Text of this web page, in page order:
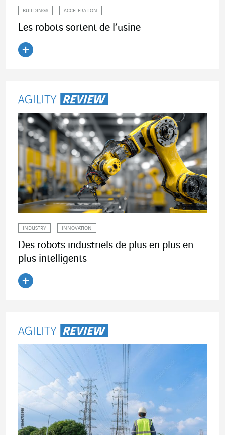
BUILDINGS ACCELERATION
Les robots sortent de l’usine
INDUSTRY INNOVATION
Des robots industriels de plus en plus en
plus intelligents